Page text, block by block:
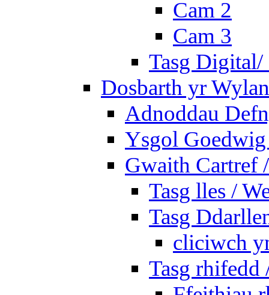
Cam 2
Cam 3
Tasg
Dosbarth yr
Adnoddau
Ysgol
Gwaith Cartref
Tasg lles /
Tasg
cliciwch
Tasg rhifedd